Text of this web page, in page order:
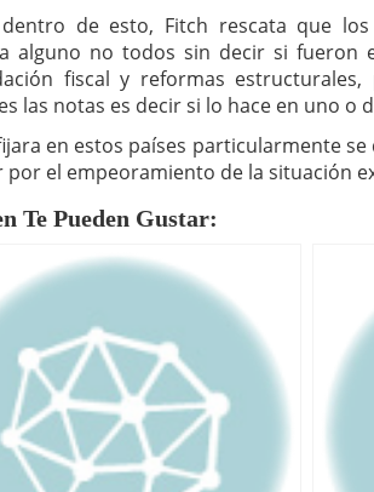
de esto, Fitch rescata que
alguno no todos sin decir si fueron
fiscal y reformas
las notas es decir si lo hace en uno o
en estos países particularmente
por el empeoramiento de la situación
Te Pueden Gustar: